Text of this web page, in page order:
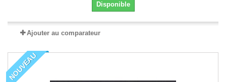
Disponible
Ajouter au comparateur
NOUVEAU